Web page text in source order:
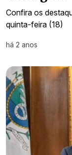
Confira os
quinta-feira (18)
há 2 anos